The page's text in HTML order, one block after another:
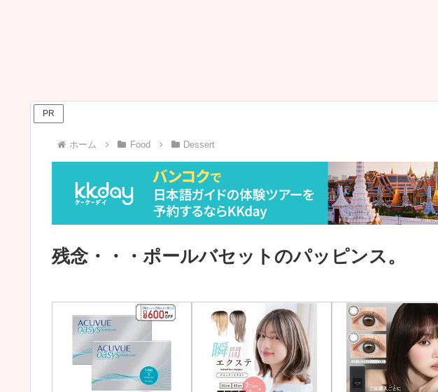
PR
ホーム Food Dessert
残念・・・ポールバセットのパッピンス。